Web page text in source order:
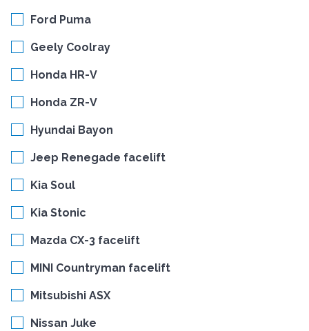
Ford Puma
Geely Coolray
Honda HR-V
Honda ZR-V
Hyundai Bayon
Jeep Renegade facelift
Kia Soul
Kia Stonic
Mazda CX-3 facelift
MINI Countryman facelift
Mitsubishi ASX
Nissan Juke